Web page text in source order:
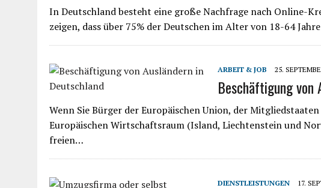
In Deutschland besteht eine große Nachfrage nach Online-
zeigen, dass über 75% der Deutschen im Alter von 18-64
ARBEIT & JOB 25.
Beschäftigung von
Wenn Sie Bürger der Europäischen Union, der
Europäischen Wirtschaftsraum (Island, Liechtenstein und
freien…
DIENSTLEISTUNGEN 17.